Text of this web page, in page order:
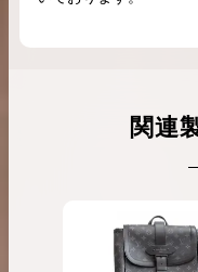
関連